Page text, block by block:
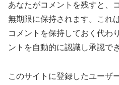
あなたがコメントを残すと、
無期限に保持されます。これ
コメントを保持しておく代わ
ントを自動的に認識し承認で
このサイトに登録したユーザ